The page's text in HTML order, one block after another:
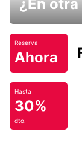
¿En
Reserva
Ahora
Hasta
30%
dto.